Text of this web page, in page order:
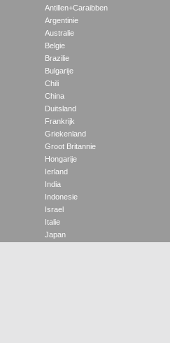
Antillen+Caraibben
Argentinie
Australie
Belgie
Brazilie
Bulgarije
Chili
China
Duitsland
Frankrijk
Griekenland
Groot Britannie
Hongarije
Ierland
India
Indonesie
Israel
Italie
Japan